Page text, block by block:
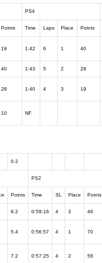
PS4
Points Time Laps Place Points
19 1:42 6 1 40
40 1:43 5 2 28
28 1:40 4 3 19
10 NF
0.2
PS2
Points Time SL Place Points
9.2 0:59:16 4 3 46
5.4 0:56:57 4 1 70
7.2 0:57:25 4 2 56